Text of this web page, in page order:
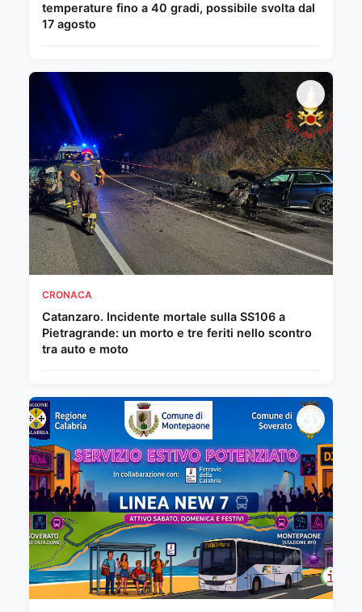
temperature fino a 40 gradi, possibile svolta dal
17 agosto
CRONACA
Catanzaro. Incidente mortale sulla SS106 a
Pietragrande: un morto e tre feriti nello scontro
tra auto e moto